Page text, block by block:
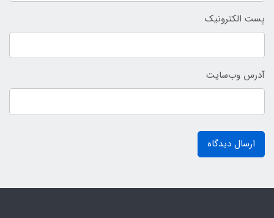
پست الکترونیک
آدرس وب‌سایت
ارسال دیدگاه